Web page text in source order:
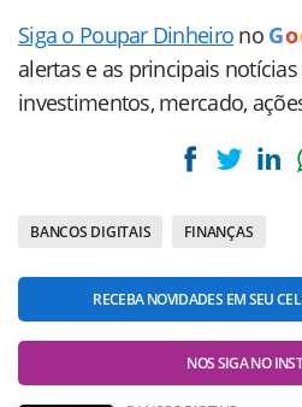
Siga o Poupar Dinheiro no Go
alertas e as principais
investimentos, mercado,
BANCOS DIGITAIS FINANÇAS
RECEBA NOVIDADES EM SEU
NOS SIGA NO